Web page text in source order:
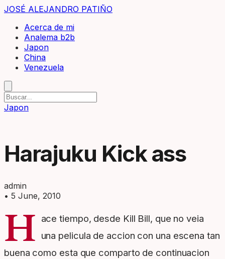
JOSÉ ALEJANDRO PATIÑO
Acerca de mi
Analema b2b
Japon
China
Venezuela
Japon
Harajuku Kick ass
admin
• 5 June, 2010
H ace tiempo, desde Kill Bill, que no veia
una pelicula de accion con una escena tan
buena como esta que comparto de continuacion